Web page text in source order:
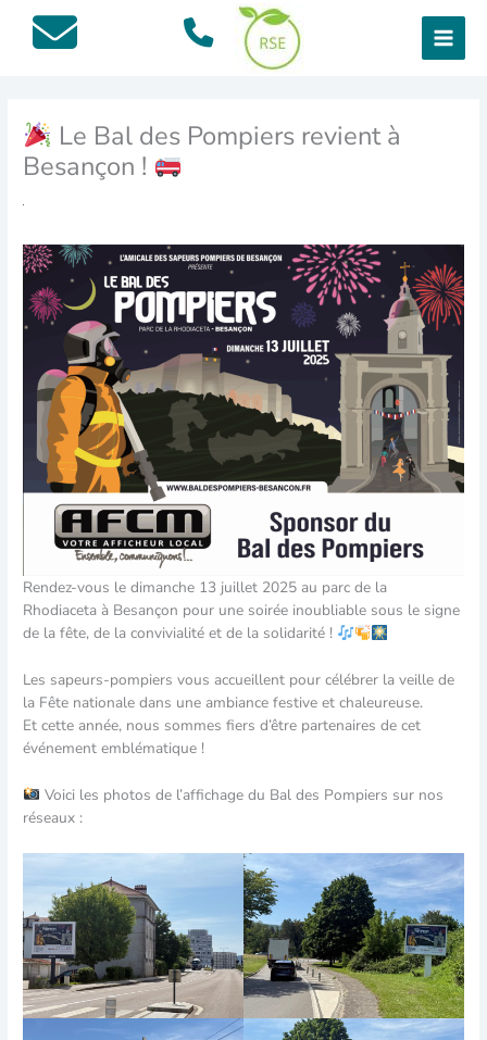
contenu
Le Bal des Pompiers revient à
Besançon !
Rendez-vous le dimanche 13 juillet 2025 au parc de la
Rhodiaceta à Besançon pour une soirée inoubliable sous le signe
de la fête, de la convivialité et de la solidarité !
Les sapeurs-pompiers vous accueillent pour célébrer la veille de
la Fête nationale dans une ambiance festive et chaleureuse.
Et cette année, nous sommes fiers d’être partenaires de cet
événement emblématique !
Voici les photos de l’affichage du Bal des Pompiers sur nos
réseaux :